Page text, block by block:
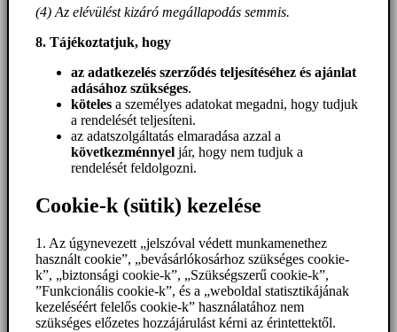
(4) Az elévülést kizáró megállapodás semmis.
8. Tájékoztatjuk, hogy
az adatkezelés szerződés teljesítéséhez és ajánlat
adásához szükséges.
köteles a személyes adatokat megadni, hogy tudjuk
a rendelését teljesíteni.
az adatszolgáltatás elmaradása azzal a
következménnyel jár, hogy nem tudjuk a
rendelését feldolgozni.
Cookie-k (sütik) kezelése
1. Az úgynevezett „jelszóval védett munkamenethez
használt cookie”, „bevásárlókosárhoz szükséges cookie-
k”, „biztonsági cookie-k”, „Szükségszerű cookie-k”,
”Funkcionális cookie-k”, és a „weboldal statisztikájának
kezeléséért felelős cookie-k” használatához nem
szükséges előzetes hozzájárulást kérni az érintettektől.